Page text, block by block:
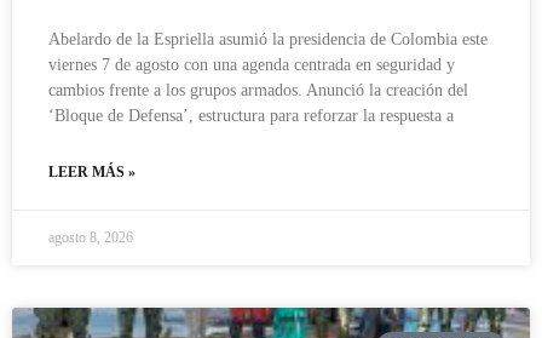
Abelardo de la Espriella asumió la presidencia de Colombia este
viernes 7 de agosto con una agenda centrada en seguridad y
cambios frente a los grupos armados. Anunció la creación del
‘Bloque de Defensa’, estructura para reforzar la respuesta a
LEER MÁS »
agosto 8, 2026